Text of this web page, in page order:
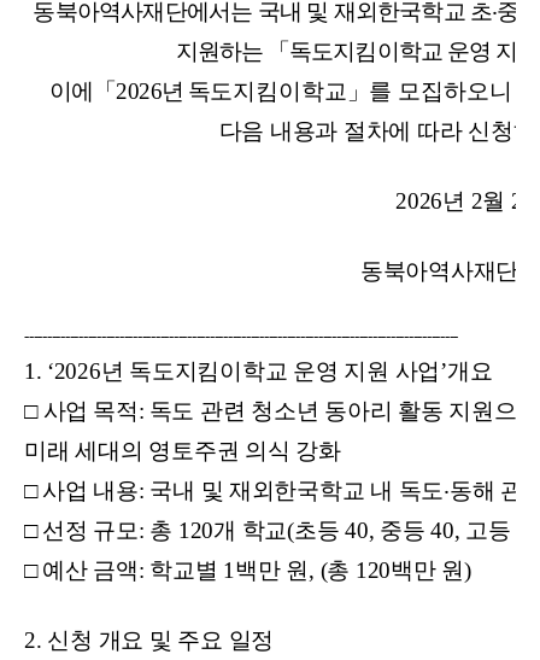
동북아역사재단에서는 국내 및 재외한국학교 초‧중
지원하는
「 독도지킴이학교 운영 지
이에
「 2026년 독도지킴이학교 」 를 모집하오니
다음 내용과 절차에 따라 신청
2026년 2월 23
동북아역사재단
------------------------------------------------------------------------------------------------
1. ‘2026년 독도지킴이학교 운영 지원 사업’개요
□ 사업 목적: 독도 관련 청소년 동아리 활동 지원으
미래 세대의 영토주권 의식 강화
□사업 내용: 국내 및 재외한국학교 내 독도‧동해 관
□선정 규모: 총 120개 학교(초등 40, 중등 40, 고등
□예산 금액: 학교별 1백만 원, (총 120백만 원)
2. 신청 개요 및 주요 일정